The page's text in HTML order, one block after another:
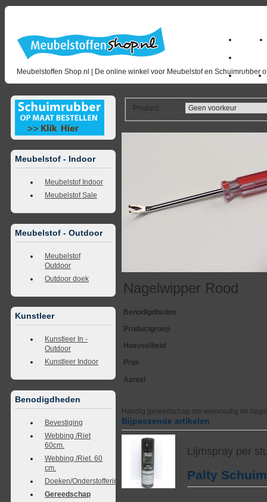
Meubelstoffen Shop.nl | De online winkel voor Meubelstof en Schuimrubber
Home
Outlet
Meubelstof - Indoor
Meubelstof Indoor
Meubelstof Sale
Meubelstof - Outdoor
Meubelstof
Outdoor
Outdoor doek
Kunstleer
Kunstleer In -
Outdoor
Kunstleer Indoor
Benodigdheden
Bevestiging
Webbing /Riet
60cm.
Webbing /Riet. 60
cm.
Doeken/Onderstoffering
Gereedschap
Product:
Nagelwipper Rood
Benodigdheden
Productgroep
Hoeveelheid
Prijs
Aantal
Handig gereedschap om eenvoudig de
Bijpassende artikelen
Lijmspray per
Palty